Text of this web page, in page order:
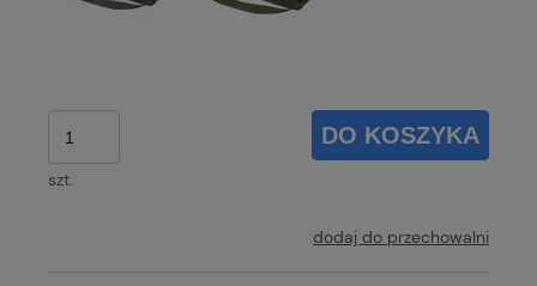
szt.
DO KOSZYKA
dodaj do przechowalni